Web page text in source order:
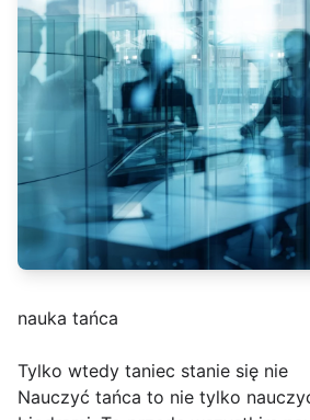
nauka tańca
Tylko wtedy taniec stanie się nie
Nauczyć tańca to nie tylko